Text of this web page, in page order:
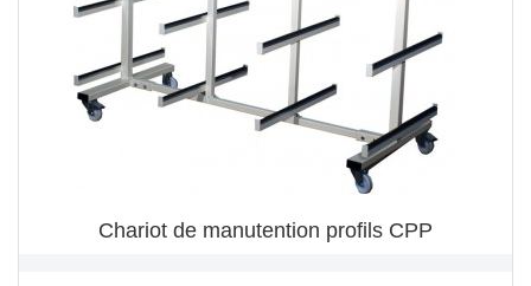
Chariot de manutention profils CPP